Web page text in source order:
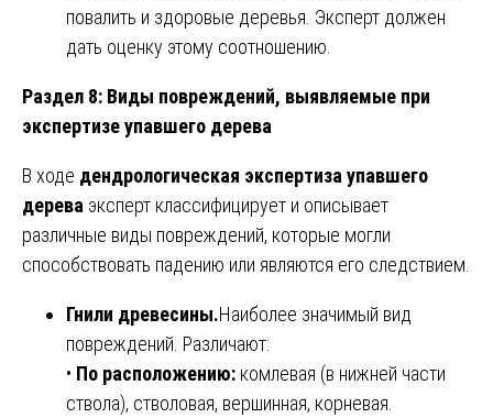
повалить и здоровые деревья. Эксперт должен
дать оценку этому соотношению.
Раздел 8: Виды повреждений, выявляемые при
экспертизе упавшего дерева
В ходе дендрологическая экспертиза упавшего
дерева эксперт классифицирует и описывает
различные виды повреждений, которые могли
способствовать падению или являются его следствием.
Гнили древесины.Наиболее значимый вид
повреждений. Различают:
• По расположению: комлевая (в нижней части
ствола), стволовая, вершинная, корневая.